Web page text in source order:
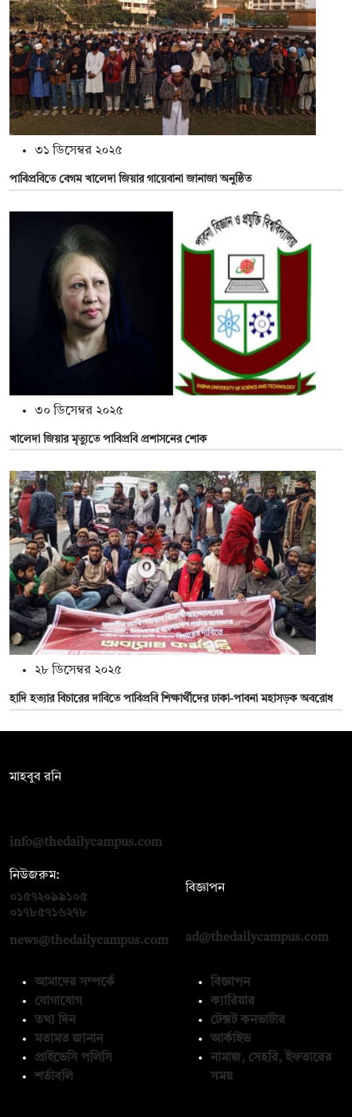
৩১ ডিসেম্বর ২০২৫
পাবিপ্রবিতে বেগম খালেদা জিয়ার গায়েবানা জানাজা অনুষ্ঠিত
৩০ ডিসেম্বর ২০২৫
খালেদা জিয়ার মৃত্যুতে পাবিপ্রবি প্রশাসনের শোক
২৮ ডিসেম্বর ২০২৫
হাদি হত্যার বিচারের দাবিতে পাবিপ্রবি শিক্ষার্থীদের ঢাকা-পাবনা মহাসড়ক অবরোধ
মাহবুব রনি
info@thedailycampus.com
নিউজরুম:
০১৫৭২০৯৯১০৫
০১৭৮৫৭১৬২৭৮
news@thedailycampus.com
বিজ্ঞাপন
ad@thedailycampus.com
আমাদের সম্পর্কে
যোগাযোগ
তথ্য দিন
মতামত জানান
প্রাইভেসি পলিসি
শর্তাবলি
বিজ্ঞাপন
ক্যারিয়ার
টেক্সট কনভার্টার
আর্কাইভ
নামাজ, সেহরি, ইফতারের
সময়